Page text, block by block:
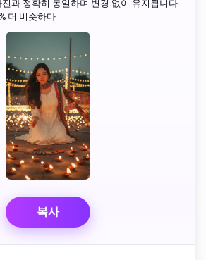
과 정확히 동일하며 변경 없이 유지됩니다.
더 비슷하다
복사